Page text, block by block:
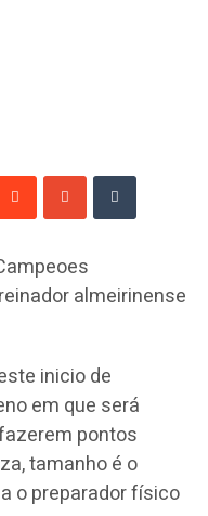
almeirinense
inicio de
em que será
pontos
tamanho é o
o preparador físico